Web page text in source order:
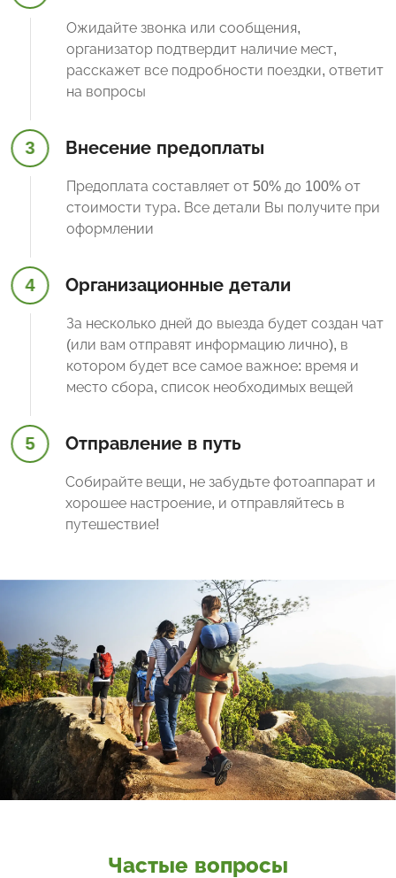
Ожидайте звонка или сообщения,
организатор подтвердит наличие мест,
расскажет все подробности поездки, ответит
на вопросы
3 Внесение предоплаты
Предоплата составляет от 50% до 100% от
стоимости тура. Все детали Вы получите при
оформлении
4 Организационные детали
За несколько дней до выезда будет создан чат
(или вам отправят информацию лично), в
котором будет все самое важное: время и
место сбора, список необходимых вещей
5 Отправление в путь
Собирайте вещи, не забудьте фотоаппарат и
хорошее настроение, и отправляйтесь в
путешествие!
Частые вопросы